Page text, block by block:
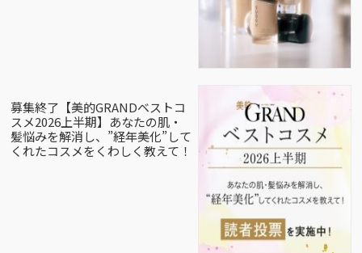
募集終了【美的GRANDベストコ
スメ2026上半期】あなたの肌・
髪悩みを解消し、”経年美化”して
くれたコスメをくわしく教えて！